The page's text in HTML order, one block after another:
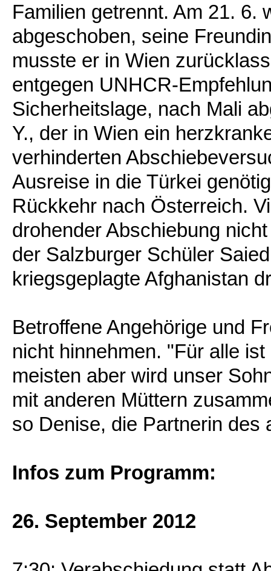
Familien getrennt. Am 21. 6.
abgeschoben, seine
musste er in Wien
entgegen UNHCR-
Sicherheitslage, nach Mali
Y., der in Wien ein
verhinderten
Ausreise in die Türkei
Rückkehr nach Österreich.
drohender Abschiebung
der Salzburger Schüler
kriegsgeplagte Afghanistan
Betroffene Angehörige und
nicht hinnehmen. "Für alle
meisten aber wird unser
mit anderen Müttern
so Denise, die Partnerin des
Infos zum Programm:
26. September 2012